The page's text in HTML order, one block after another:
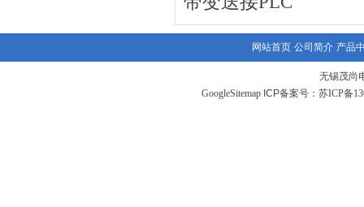
网站首页 公司简介 产品
无锡茂尚
GoogleSitemapICP备案号： 苏ICP备